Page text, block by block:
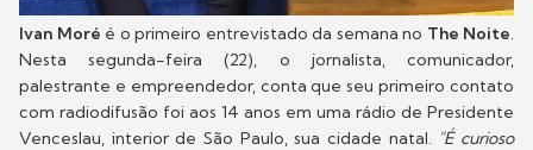
Ivan Moré é o primeiro entrevistado da semana no The Noite.
Nesta segunda-feira (22), o jornalista, comunicador,
palestrante e empreendedor, conta que seu primeiro contato
com radiodifusão foi aos 14 anos em uma rádio de Presidente
Venceslau, interior de São Paulo, sua cidade natal. "É curioso